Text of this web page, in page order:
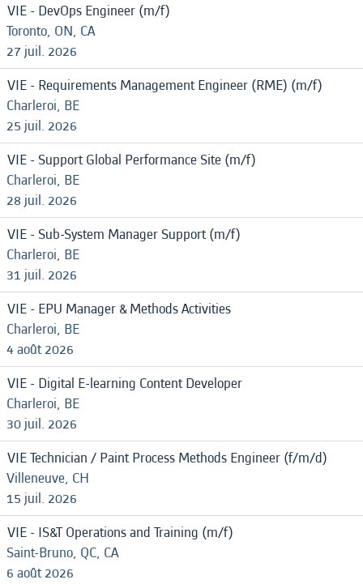
VIE - DevOps Engineer (m/f)
Toronto, ON, CA
27 juil. 2026
VIE - Requirements Management Engineer (RME) (m/f)
Charleroi, BE
25 juil. 2026
VIE - Support Global Performance Site (m/f)
Charleroi, BE
28 juil. 2026
VIE - Sub-System Manager Support (m/f)
Charleroi, BE
31 juil. 2026
VIE - EPU Manager & Methods Activities
Charleroi, BE
4 août 2026
VIE - Digital E-learning Content Developer
Charleroi, BE
30 juil. 2026
VIE Technician / Paint Process Methods Engineer (f/m/d)
Villeneuve, CH
15 juil. 2026
VIE - IS&T Operations and Training (m/f)
Saint-Bruno, QC, CA
6 août 2026